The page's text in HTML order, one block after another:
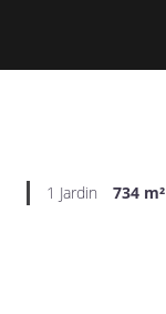
1 Jardin 734 m²